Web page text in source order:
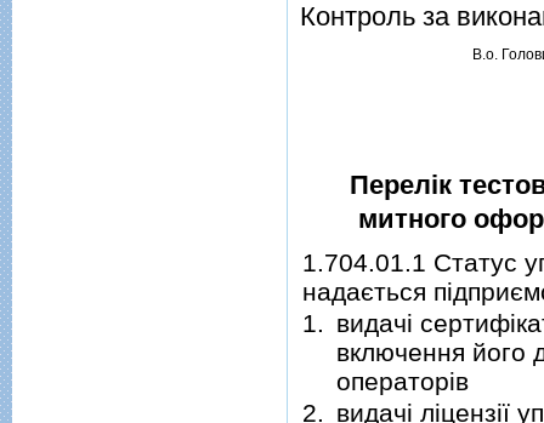
Контроль за
В.о.
Перелік
митного
1.704.01.1 Статус
надається
1. видачі
включення його
операторів
2. видачі ліцензії